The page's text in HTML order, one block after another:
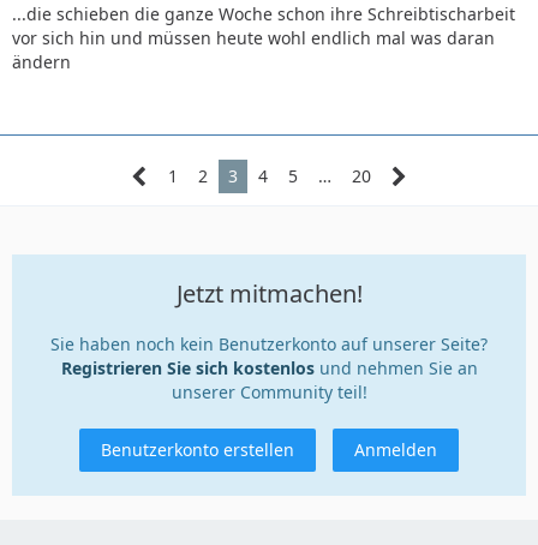
...die schieben die ganze Woche schon ihre Schreibtischarbeit
vor sich hin und müssen heute wohl endlich mal was daran
ändern
1 2 3 4 5 … 20
Jetzt mitmachen!
Sie haben noch kein Benutzerkonto auf unserer Seite?
Registrieren Sie sich kostenlosund nehmen Sie an
unserer Community teil!
Benutzerkonto erstellen Anmelden